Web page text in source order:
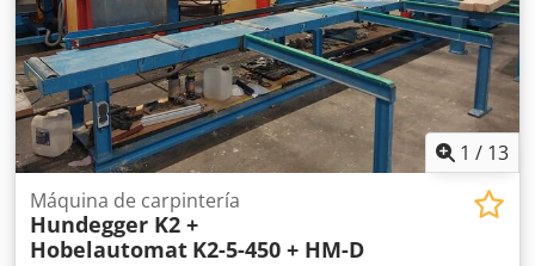
1 / 13
Máquina de carpintería
Hundegger K2 +
Hobelautomat K2-5-450 + HM-D